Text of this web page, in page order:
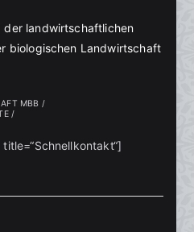
der landwirtschaftlichen
biologischen Landwirtschaft
MBB /
/